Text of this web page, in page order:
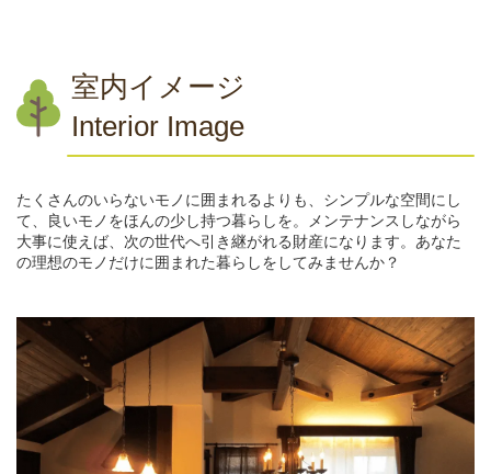
室内イメージ
Interior Image
たくさんのいらないモノに囲まれるよりも、シンプルな空間にし
て、良いモノをほんの少し持つ暮らしを。メンテナンスしながら
大事に使えば、次の世代へ引き継がれる財産になります。あなた
の理想のモノだけに囲まれた暮らしをしてみませんか？